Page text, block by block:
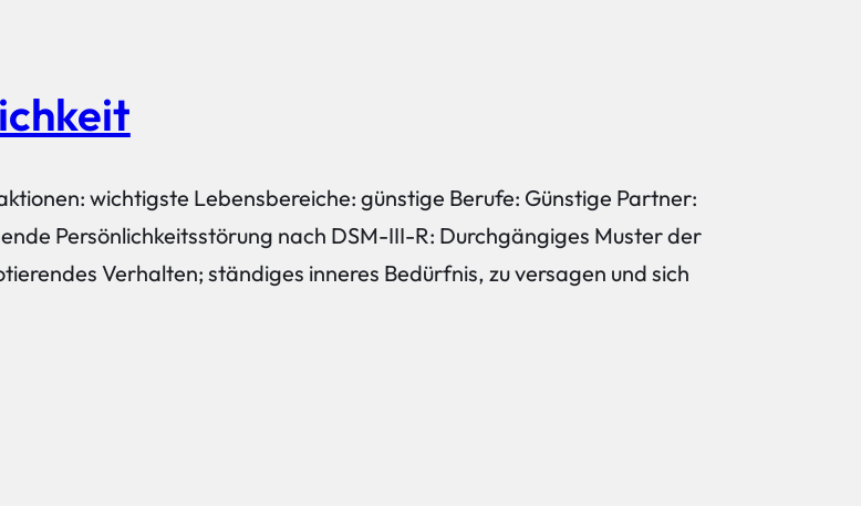
wichtigste Lebensbereiche: günstige Berufe: Günstige Partner:
Persönlichkeitsstörung nach DSM-III-R: Durchgängiges Muster der
Verhalten; ständiges inneres Bedürfnis, zu versagen und sich